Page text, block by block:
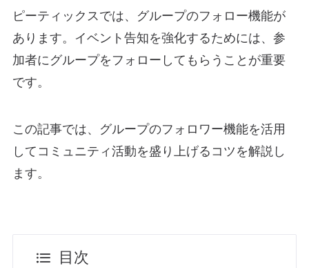
ピーティックスでは、グループのフォロー機能が
あります。イベント告知を強化するためには、参
加者にグループをフォローしてもらうことが重要
です。
この記事では、グループのフォロワー機能を活用
してコミュニティ活動を盛り上げるコツを解説し
ます。
目次